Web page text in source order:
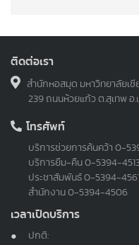
ติดต่อเรา
สำนักหอสมุด มหาวิทยาลัยเชี
239 ถนนห้วยแก้ว ต.สุเทพ อ.
โทรศัพท์
บริการช่วยการค้นคว้า 0-
บริการยืม-คืน 0-5394-
ประชาสัมพันธ์ 0-5394-
สำนักงาน 0-5394-4506
เวลาเปิดบริการ
ปกติ: